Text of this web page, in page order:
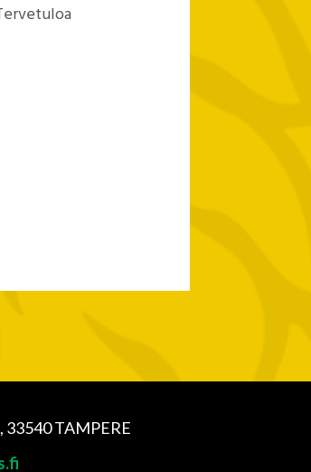
33540 TAMPERE